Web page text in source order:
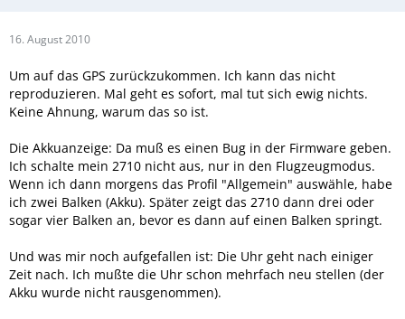
16. August 2010
Um auf das GPS zurückzukommen. Ich kann das nicht
reproduzieren. Mal geht es sofort, mal tut sich ewig nichts.
Keine Ahnung, warum das so ist.
Die Akkuanzeige: Da muß es einen Bug in der Firmware geben.
Ich schalte mein 2710 nicht aus, nur in den Flugzeugmodus.
Wenn ich dann morgens das Profil "Allgemein" auswähle, habe
ich zwei Balken (Akku). Später zeigt das 2710 dann drei oder
sogar vier Balken an, bevor es dann auf einen Balken springt.
Und was mir noch aufgefallen ist: Die Uhr geht nach einiger
Zeit nach. Ich mußte die Uhr schon mehrfach neu stellen (der
Akku wurde nicht rausgenommen).